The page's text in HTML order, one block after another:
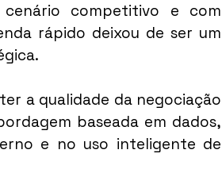
competitivo e com
rápido deixou de ser um
a qualidade da negociação
baseada em dados,
e no uso inteligente de